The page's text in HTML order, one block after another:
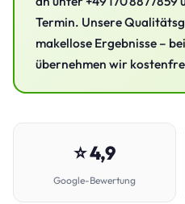
Termin. Unsere
makellose Ergebnisse –
übernehmen wir
⭐ 4,9
Google-Bewertung